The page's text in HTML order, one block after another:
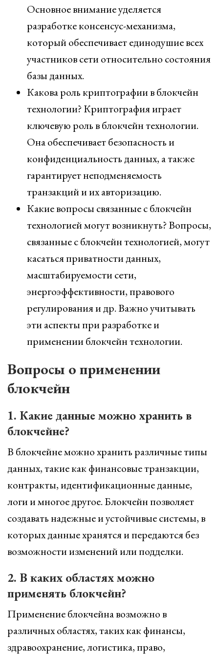
Основное внимание уделяется
разработке консенсус-механизма,
который обеспечивает единодушие всех
участников сети относительно состояния
базы данных.
Какова роль криптографии в блокчейн
технологии? Криптография играет
ключевую роль в блокчейн технологии.
Она обеспечивает безопасность и
конфиденциальность данных, а также
гарантирует неподменяемость
транзакций и их авторизацию.
Какие вопросы связанные с блокчейн
технологией могут возникнуть? Вопросы,
связанные с блокчейн технологией, могут
касаться приватности данных,
масштабируемости сети,
энергоэффективности, правового
регулирования и др. Важно учитывать
эти аспекты при разработке и
применении блокчейн технологии.
Вопросы о применении
блокчейн
1. Какие данные можно хранить в
блокчейне?
В блокчейне можно хранить различные типы
данных, такие как финансовые транзакции,
контракты, идентификационные данные,
логи и многое другое. Блокчейн позволяет
создавать надежные и устойчивые системы, в
которых данные хранятся и передаются без
возможности изменений или подделки.
2. В каких областях можно
применять блокчейн?
Применение блокчейна возможно в
различных областях, таких как финансы,
здравоохранение, логистика, право,